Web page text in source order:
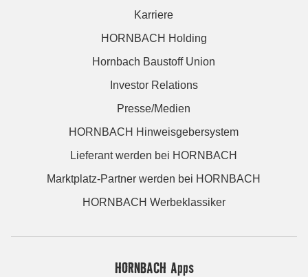
Karriere
HORNBACH Holding
Hornbach Baustoff Union
Investor Relations
Presse/Medien
HORNBACH Hinweisgebersystem
Lieferant werden bei HORNBACH
Marktplatz-Partner werden bei HORNBACH
HORNBACH Werbeklassiker
HORNBACH Apps